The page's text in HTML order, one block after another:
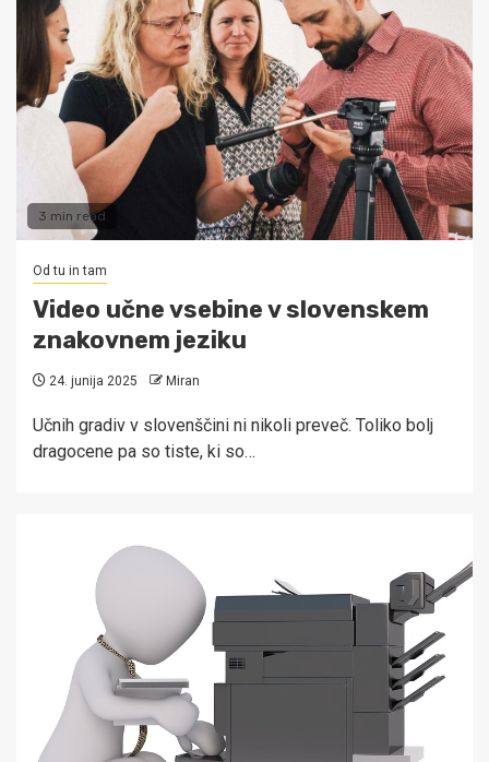
3 min read
Od tu in tam
Video učne vsebine v slovenskem
znakovnem jeziku
24. junija 2025 Miran
Učnih gradiv v slovenščini ni nikoli preveč. Toliko bolj
dragocene pa so tiste, ki so…